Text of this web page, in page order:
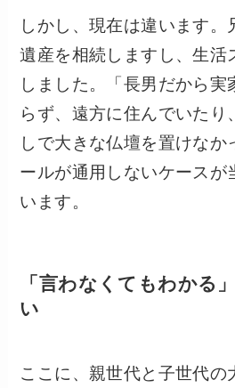
しかし、現在は違います。
遺産を相続しますし、生活
しました。「長男だから実
らず、遠方に住んでいたり
しで大きな仏壇を置けなか
ールが通用しないケースが
います。
「言わなくてもわかる
い
ここに、親世代と子世代の